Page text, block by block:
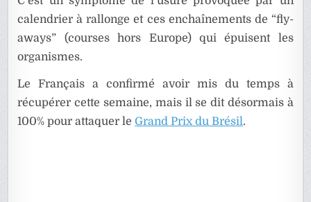
calendrier à rallonge et ces enchaînements de “fly-
aways” (courses hors Europe) qui épuisent les
organismes.
Le Français a confirmé avoir mis du temps à
récupérer cette semaine, mais il se dit désormais à
100% pour attaquer leGrand Prix du Brésil.